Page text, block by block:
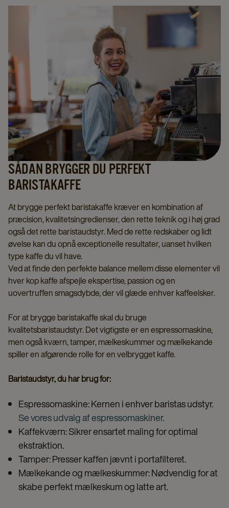
SÅDAN BRYGGER DU PERFEKT
BARISTAKAFFE
At brygge perfekt baristakaffe kræver en kombination af
præcision, kvalitetsingredienser, den rette teknik og i høj grad
også det rette baristaudstyr. Med de rette redskaber og lidt
øvelse kan du opnå exceptionelle resultater, uanset hvilken
type kaffe du vil have.
Ved at finde den perfekte balance mellem disse elementer vil
hver kop kaffe afspejle ekspertise, passion og en
uovertruffen smagsdybde, der vil glæde enhver kaffeelsker.
For at brygge baristakaffe skal du bruge
kvalitetsbaristaudstyr. Det vigtigste er en espressomaskine,
men også kværn, tamper, mælkeskummer og mælkekande
spiller en afgørende rolle for en velbrygget kaffe.
Baristaudstyr, du har brug for:
Espressomaskine: Kernen i enhver baristas udstyr.
Se vores udvalg af espressomaskiner.
Kaffekværn: Sikrer ensartet maling for optimal
ekstraktion.
Tamper: Presser kaffen jævnt i portafilteret.
Mælkekande og mælkeskummer: Nødvendig for at
skabe perfekt mælkeskum og latte art.